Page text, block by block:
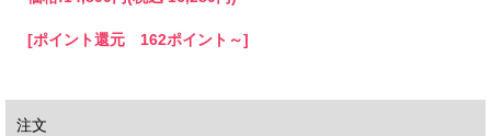
[ポイント還元 162ポイント～]
注文